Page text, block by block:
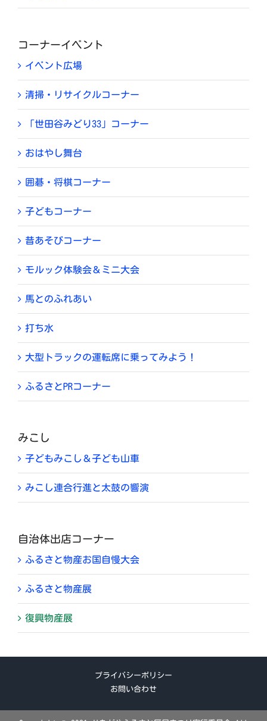
コーナーイベント
イベント広場
清掃・リサイクルコーナー
「世田谷みどり33」コーナー
おはやし舞台
囲碁・将棋コーナー
子どもコーナー
昔あそびコーナー
モルック体験会＆ミニ大会
馬とのふれあい
打ち水
大型トラックの運転席に乗ってみよう！
ふるさとPRコーナー
みこし
子どもみこし＆子ども山車
みこし連合行進と太鼓の響演
自治体出店コーナー
ふるさと物産お国自慢大会
ふるさと物産展
復興物産展
プライバシーポリシー
お問い合わせ